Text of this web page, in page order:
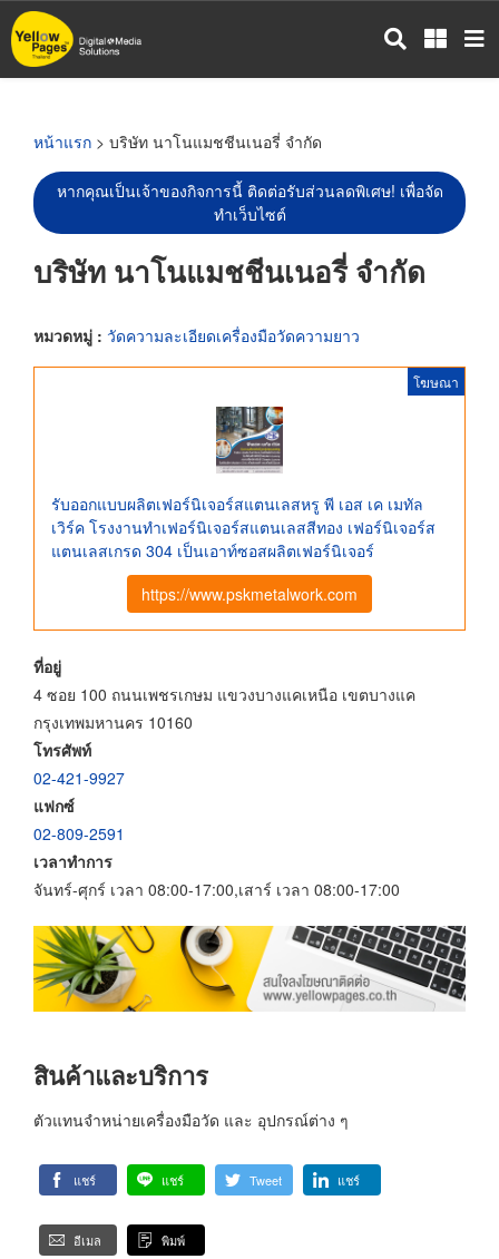
ข้าม
ไป
หน้าแรก > บริษัท นาโนแมชชีนเนอรี่ จำกัด
หากคุณเป็นเจ้าของกิจการนี้ ติดต่อรับส่วนลดพิเศษ! เพื่อจัด
ทำเว็บไซต์
บริษัท นาโนแมชชีนเนอรี่ จำกัด
หมวดหมู่ : วัดความละเอียดเครื่องมือวัดความยาว
โฆษณา
รับออกแบบผลิตเฟอร์นิเจอร์สแตนเลสหรู พี เอส เค เมทัล
เวิร์ค โรงงานทําเฟอร์นิเจอร์สแตนเลสสีทอง เฟอร์นิเจอร์ส
แตนเลสเกรด 304 เป็นเอาท์ซอสผลิตเฟอร์นิเจอร์
https://www.pskmetalwork.com
ที่อยู่
4 ซอย 100 ถนนเพชรเกษม แขวงบางแคเหนือ เขตบางแค
กรุงเทพมหานคร 10160
โทรศัพท์
02-421-9927
แฟกซ์
02-809-2591
เวลาทำการ
จันทร์-ศุกร์ เวลา 08:00-17:00,เสาร์ เวลา 08:00-17:00
สินค้าและบริการ
ตัวแทนจำหน่ายเครื่องมือวัด และ อุปกรณ์ต่าง ๆ
แชร์ แชร์ Tweet แชร์
อีเมล พิมพ์